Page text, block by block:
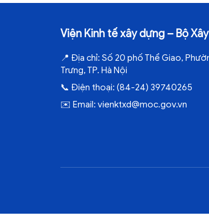
Viện Kinh tế xây dựng – Bộ
📍 Địa chỉ: Số 20 phố Thể Giao,
Trưng, TP. Hà Nội
📞 Điện thoại: (84-24) 39740265
✉️ Email: vienktxd@moc.gov.vn